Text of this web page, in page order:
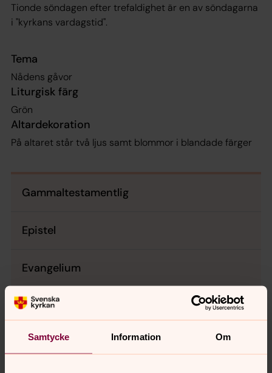
Samtycke Information Om
Tionde söndagen efter trefaldighet är en av söndagarna
i "kyrkans vardagstid".
Tema
Nådens gåvor
Liturgisk färg
Grön
Altardekoration
På altaret står två ljus samt blommor i blandade färger
Gammaltestamentlig
Epistel
Evangelium
Psaltarpsalm
Kyrkoårets bibeltexter